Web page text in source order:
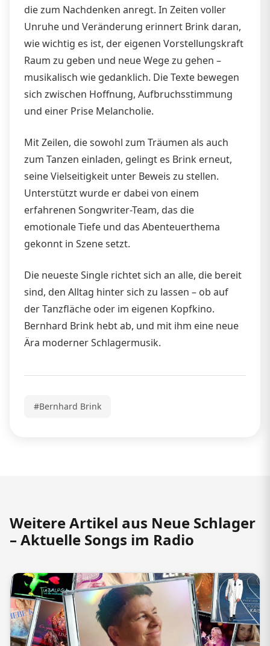
die zum Nachdenken anregt. In Zeiten voller
Unruhe und Veränderung erinnert Brink daran,
wie wichtig es ist, der eigenen Vorstellungskraft
Raum zu geben und neue Wege zu gehen –
musikalisch wie gedanklich. Die Texte bewegen
sich zwischen Hoffnung, Aufbruchsstimmung
und einer Prise Melancholie.
Mit Zeilen, die sowohl zum Träumen als auch
zum Tanzen einladen, gelingt es Brink erneut,
seine Vielseitigkeit unter Beweis zu stellen.
Unterstützt wurde er dabei von einem
erfahrenen Songwriter-Team, das die
emotionale Tiefe und das Abenteuerthema
gekonnt in Szene setzt.
Die neueste Single richtet sich an alle, die bereit
sind, den Alltag hinter sich zu lassen – ob auf
der Tanzfläche oder im eigenen Kopfkino.
Bernhard Brink hebt ab, und mit ihm eine neue
Ära moderner Schlagermusik.
#Bernhard Brink
Weitere Artikel aus Neue Schlager
– Aktuelle Songs im Radio